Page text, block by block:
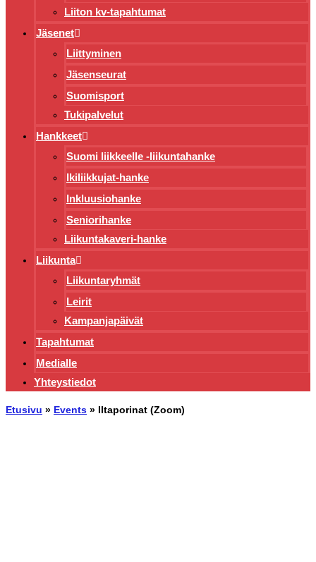
Liiton kv-tapahtumat
Jäsenet
Liittyminen
Jäsenseurat
Suomisport
Tukipalvelut
Hankkeet
Suomi liikkeelle -liikuntahanke
Ikiliikkujat-hanke
Inkluusiohanke
Seniorihanke
Liikuntakaveri-hanke
Liikunta
Liikuntaryhmät
Leirit
Kampanjapäivät
Tapahtumat
Medialle
Yhteystiedot
Etusivu » Events » Iltaporinat (Zoom)